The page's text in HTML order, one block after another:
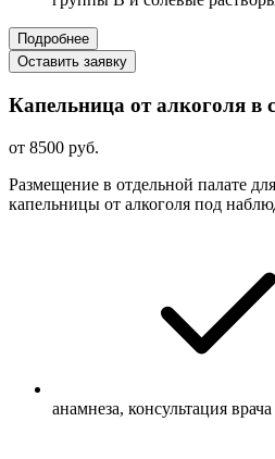
Подробнее
Оставить заявку
Капельница от алкоголя в
от 8500 руб.
Размещение в отдельной палате
капельницы от алкоголя под
анамнеза, консультация врача